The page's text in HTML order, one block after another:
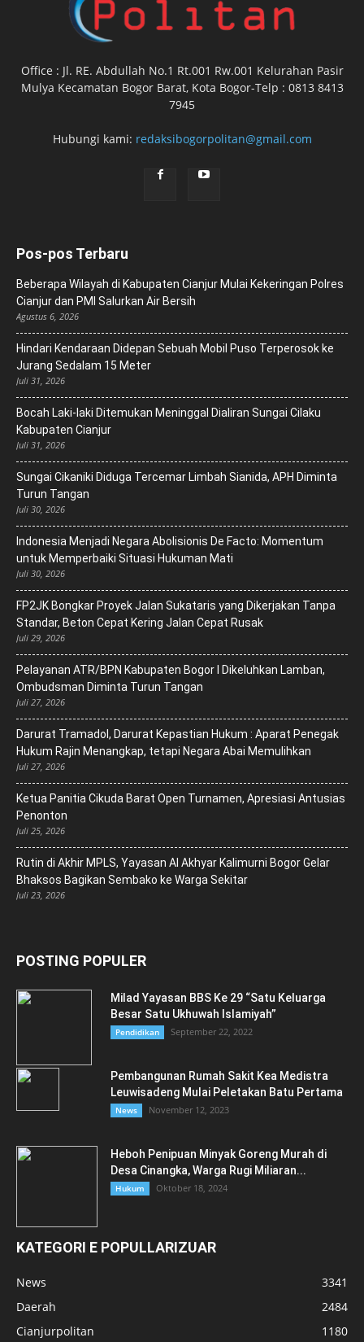
Office : Jl. RE. Abdullah No.1 Rt.001 Rw.001 Kelurahan Pasir
Mulya Kecamatan Bogor Barat, Kota Bogor-Telp : 0813 8413
7945
Hubungi kami: redaksibogorpolitan@gmail.com
Pos-pos Terbaru
Beberapa Wilayah di Kabupaten Cianjur Mulai Kekeringan Polres
Cianjur dan PMI Salurkan Air Bersih
Agustus 6, 2026
Hindari Kendaraan Didepan Sebuah Mobil Puso Terperosok ke
Jurang Sedalam 15 Meter
Juli 31, 2026
Bocah Laki-laki Ditemukan Meninggal Dialiran Sungai Cilaku
Kabupaten Cianjur
Juli 31, 2026
Sungai Cikaniki Diduga Tercemar Limbah Sianida, APH Diminta
Turun Tangan
Juli 30, 2026
‎Indonesia Menjadi Negara Abolisionis De Facto: Momentum
untuk Memperbaiki Situasi Hukuman Mati
Juli 30, 2026
FP2JK Bongkar Proyek Jalan Sukataris yang Dikerjakan Tanpa
Standar, Beton Cepat Kering Jalan Cepat Rusak
Juli 29, 2026
Pelayanan ATR/BPN Kabupaten Bogor I Dikeluhkan Lamban,
Ombudsman Diminta Turun Tangan
Juli 27, 2026
Darurat Tramadol, Darurat Kepastian Hukum : Aparat Penegak
Hukum Rajin Menangkap, tetapi Negara Abai Memulihkan
Juli 27, 2026
Ketua Panitia Cikuda Barat Open Turnamen, Apresiasi Antusias
Penonton
Juli 25, 2026
Rutin di Akhir MPLS, Yayasan Al Akhyar Kalimurni Bogor Gelar
Bhaksos Bagikan Sembako ke Warga Sekitar
Juli 23, 2026
POSTING POPULER
Milad Yayasan BBS Ke 29 “Satu Keluarga
Besar Satu Ukhuwah Islamiyah”
Pendidikan September 22, 2022
Pembangunan Rumah Sakit Kea Medistra
Leuwisadeng Mulai Peletakan Batu Pertama
News November 12, 2023
Heboh Penipuan Minyak Goreng Murah di
Desa Cinangka, Warga Rugi Miliaran...
Hukum Oktober 18, 2024
KATEGORI E POPULLARIZUAR
News
3341
Daerah
2484
Cianjurpolitan
1180